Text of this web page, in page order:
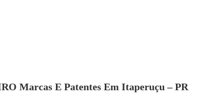
Marcas E Patentes Em Itaperuçu – PR